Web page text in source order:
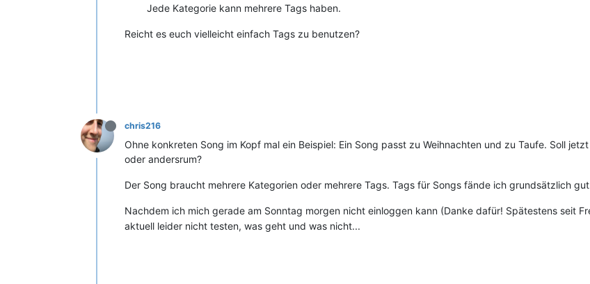
Jede Kategorie kann mehrere Tags haben.
Reicht es euch vielleicht einfach Tags zu benutzen?
chris216
Ohne konkreten Song im Kopf mal ein Beispiel: Ein Song passt zu Weihnachten und zu Taufe. Soll
oder andersrum?
Der Song braucht mehrere Kategorien oder mehrere Tags. Tags für Songs fände ich grundsätzlich
Nachdem ich mich gerade am Sonntag morgen nicht einloggen kann (Danke dafür! Spätestens seit
aktuell leider nicht testen, was geht und was nicht...